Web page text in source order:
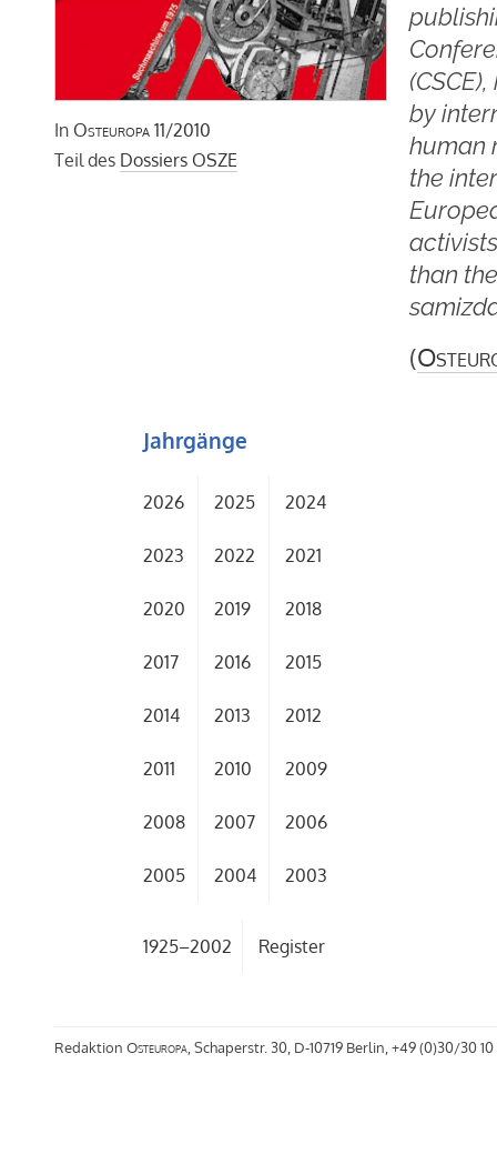
In Osteuropa 11/2010
Teil des Dossiers OSZE
by
human
the
than
(
Jahrgänge
2026 2025 2024
2023 2022 2021
2020 2019 2018
2017 2016 2015
2014 2013 2012
2011 2010 2009
2008 2007 2006
2005 2004 2003
1925–2002 Register
Redaktion Osteuropa, Schaperstr. 30, D-10719 Berlin, +49 (0)30/30